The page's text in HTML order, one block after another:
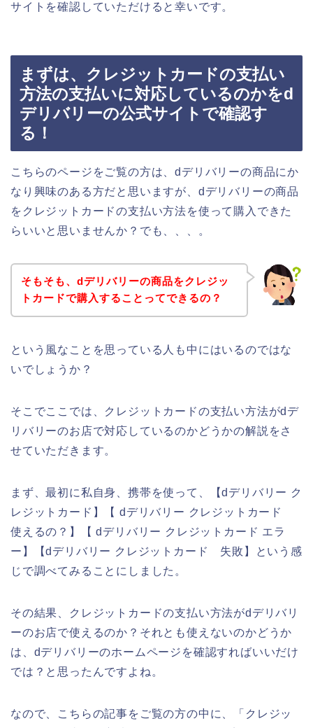
サイトを確認していただけると幸いです。
まずは、クレジットカードの支払い
方法の支払いに対応しているのかをd
デリバリーの公式サイトで確認す
る！
こちらのページをご覧の方は、dデリバリーの商品にか
なり興味のある方だと思いますが、dデリバリーの商品
をクレジットカードの支払い方法を使って購入できた
らいいと思いませんか？でも、、、。
そもそも、dデリバリーの商品をクレジッ
トカードで購入することってできるの？
という風なことを思っている人も中にはいるのではな
いでしょうか？
そこでここでは、クレジットカードの支払い方法がdデ
リバリーのお店で対応しているのかどうかの解説をさ
せていただきます。
まず、最初に私自身、携帯を使って、【dデリバリー ク
レジットカード】【 dデリバリー クレジットカード
使えるの？】【 dデリバリー クレジットカード エラ
ー】【dデリバリー クレジットカード 失敗】という感
じで調べてみることにしました。
その結果、クレジットカードの支払い方法がdデリバリ
ーのお店で使えるのか？それとも使えないのかどうか
は、dデリバリーのホームページを確認すればいいだけ
では？と思ったんですよね。
なので、こちらの記事をご覧の方の中に、「クレジッ